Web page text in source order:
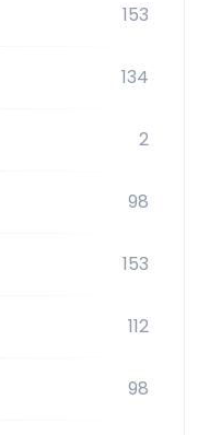
153
134
2
98
153
112
98